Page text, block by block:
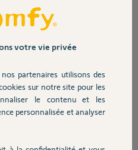
500 à la place d'un vérin dpv 0302
et électriquement..
fil de discussion
votre vie privée
partenaires utilisons des
sur notre site pour les
le contenu et les
personnalisée et analyser